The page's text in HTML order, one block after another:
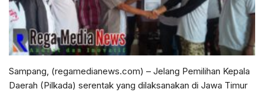
Sampang, (regamedianews.com) – Jelang Pemilihan Kepala
Daerah (Pilkada) serentak yang dilaksanakan di Jawa Timur